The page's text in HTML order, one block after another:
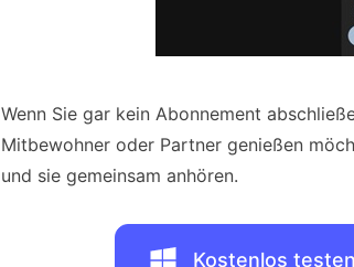
Wenn Sie gar kein Abonnement
Mitbewohner oder Partner genießen
und sie gemeinsam anhören.
Kostenlos testen